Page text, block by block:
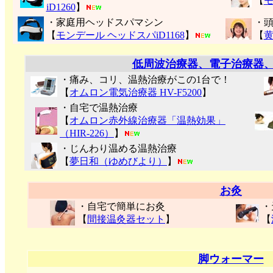
iD1260】
・家庭用ヘッドスパマシン
【 モンデール ヘッドスパiD1168】
・
【
低周波治療器、電子治療器
・痛み、コリ、温熱治療がこの1台で！
【 オムロン電気治療器 HV-F5200】
・自宅で温熱治療
【 オムロン赤外線治療器「温熱効果」
（HIR-226）
】
・じんわり温める温熱治療
【夢日和（ゆめびより） 】
お灸
・自宅で簡単にお灸
【 間接温灸器セット 】
【
脚ウォーマー